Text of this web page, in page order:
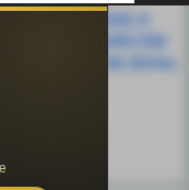
Градирни и
их устройства
для очистки воды.